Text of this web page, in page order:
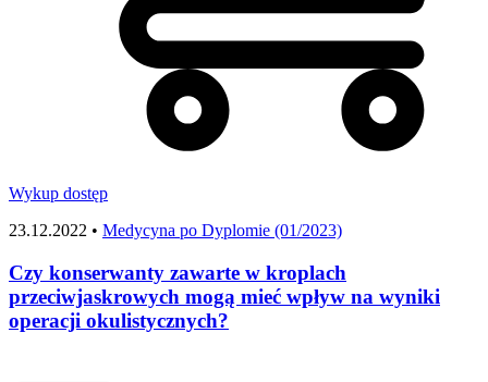
Wykup dostęp
23.12.2022 • Medycyna po Dyplomie (01/2023)
Czy konserwanty zawarte w kroplach
przeciwjaskrowych mogą mieć wpływ na wyniki
operacji okulistycznych?